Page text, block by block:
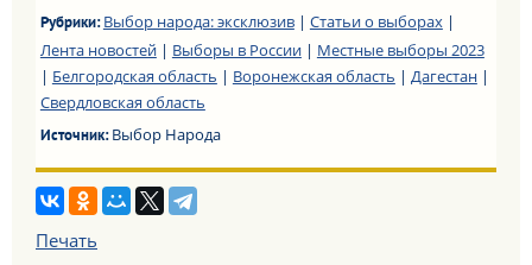
Рубрики:Выбор народа: эксклюзив| Статьи о выборах|
Лента новостей| Выборы в России| Местные выборы 2023
| Белгородская область | Воронежская область | Дагестан|
Свердловская область
Источник:Выбор Народа
Печать